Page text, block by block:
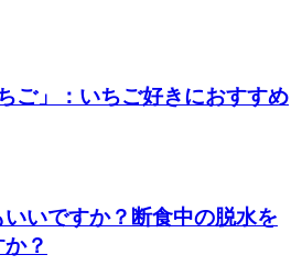
ご」：いちご好きにおすすめ
いですか？断食中の脱水を
？